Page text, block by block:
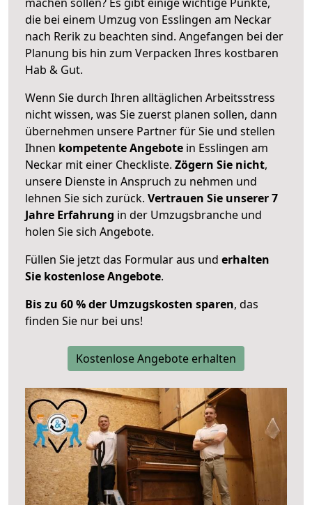
die bei einem Umzug von Esslingen am Neckar
nach Rerik zu beachten sind. Angefangen bei der
Planung bis hin zum Verpacken Ihres kostbaren
Hab & Gut.
Wenn Sie durch Ihren alltäglichen Arbeitsstress
nicht wissen, was Sie zuerst planen sollen, dann
übernehmen unsere Partner für Sie und stellen
Ihnen kompetente Angebote in Esslingen am
Neckar mit einer Checkliste. Zögern Sie nicht,
unsere Dienste in Anspruch zu nehmen und
lehnen Sie sich zurück. Vertrauen Sie unserer 7
Jahre Erfahrung in der Umzugsbranche und
holen Sie sich Angebote.
Füllen Sie jetzt das Formular aus und erhalten
Sie kostenlose Angebote.
Bis zu 60 % der Umzugskosten sparen, das
finden Sie nur bei uns!
Kostenlose Angebote erhalten